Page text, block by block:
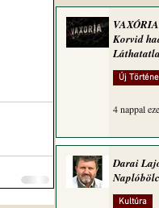
Korvid
Új
4 nappal
Darai
Kultúra